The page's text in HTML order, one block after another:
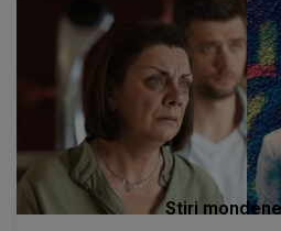
Stiri mondene